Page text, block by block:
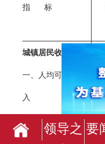
指 标
城镇居民收支
一、人均可支配收
入
工资性收入
经营净收入
领导之 要